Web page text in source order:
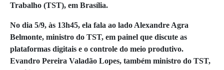
Trabalho (TST), em Brasília.
No dia 5/9, às 13h45, ela fala ao lado Alexandre Agra
Belmonte, ministro do TST, em painel que discute as
plataformas digitais e o controle do meio produtivo.
Evandro Pereira Valadão Lopes, também ministro do TST,